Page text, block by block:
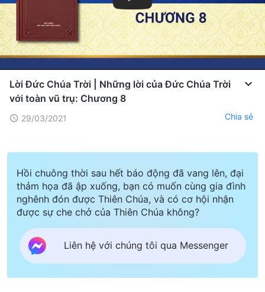
Lời Đức Chúa Trời | Những lời của Đức Chúa Trời
với toàn vũ trụ: Chương 8
29/03/2021 Chia sẻ
Hồi chuông thời sau hết báo động đã vang lên, đại
thảm họa đã ập xuống, bạn có muốn cùng gia đình
nghênh đón được Thiên Chúa, và có cơ hội nhận
được sự che chở của Thiên Chúa không?
Liên hệ với chúng tôi qua Messenger